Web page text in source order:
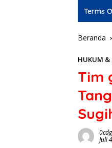
Terms
Beranda
HUKUM &
Tim
Juli